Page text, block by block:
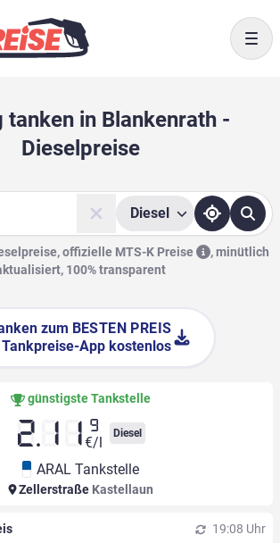
tanken in Blankenrath -
Dieselpreise
Diesel
offizielle MTS-K Preise ,minütlich
100% transparent
zum BESTEN PREIS
App kostenlos
günstigste Tankstelle
2.11 9
€/l
Diesel
ARAL Tankstelle
Zellerstraße Kastellaun
19:08 Uhr